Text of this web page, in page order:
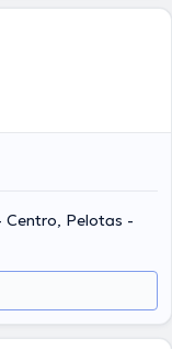
Centro, Pelotas -